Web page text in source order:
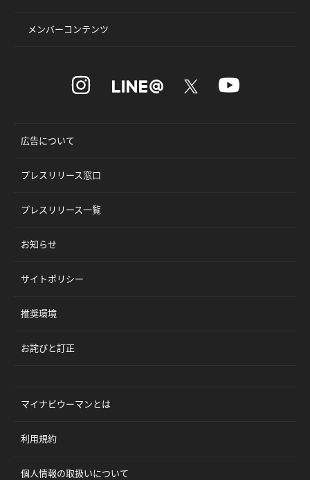
メンバーコンテンツ
広告について
プレスリリース窓口
プレスリリース一覧
お知らせ
サイトポリシー
推奨環境
お詫びと訂正
マイナビウーマンとは
利用規約
個人情報の取扱いについて